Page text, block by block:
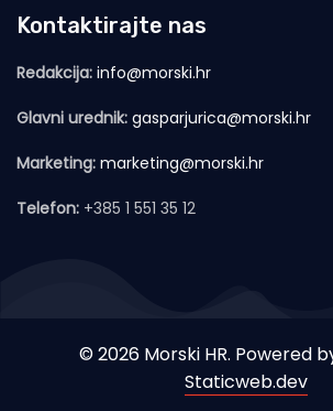
Kontaktirajte nas
Redakcija: info@morski.hr
Glavni urednik: gasparjurica@morski.hr
Marketing: marketing@morski.hr
Telefon: +385 1 551 35 12
© 2026 Morski HR. Powered
Staticweb.dev